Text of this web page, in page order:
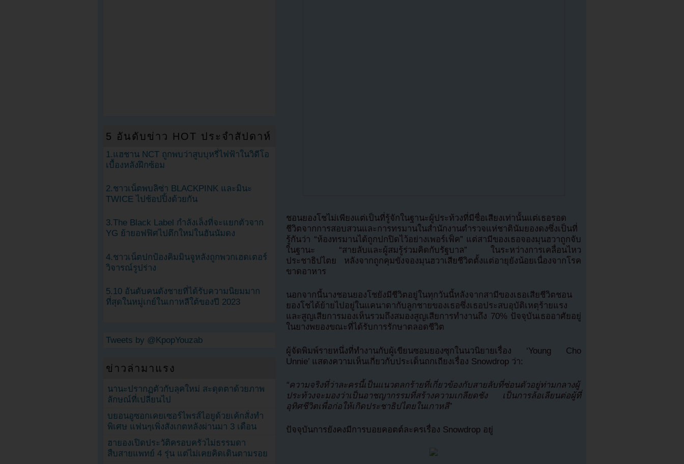
ชอนยองโชไม่เพียงแต่เป็นที่รู้จักในฐานะผู้ประท้วงที่มีชื่อเสียงเท่านั้นแต่เธอรอด
ชีวิตจากการสอบสวนและการทรมานในสำนักงานตำรวจแห่ชาตินัมยองดงซึ่งเป็นที่
รู้กันว่า “ห้องทรมานได้ถูกปกปิดไว้อย่างเพอร์เฟ็ค” แต่สามีของเธอจองมุนฮวาถูกจับ
ในฐานะ “สายลับและผู้สมรู้ร่วมคิดกับรัฐบาล” ในระหว่างการเคลื่อนไหว
ประชาธิปไตย หลังจากถูกคุมขังจองมุนฮวาเสียชีวิตตั้งแต่อายุยังน้อยเนื่องจากโรค
ขาดอาหาร
นอกจากนี้นางชอนยองโชยังมีชีวิตอยู่ในทุกวันนี้หลังจากสามีของเธอเสียชีวิตชอน
ยองโชได้ย้ายไปอยู่ในแคนาดากับลูกชายของเธอซึ่งเธอประสบอุบัติเหตุร้ายแรง
และสูญเสียการมองเห็นรวมถึงสมองสูญเสียการทำงานถึง 70% ปัจจุบันเธออาศัยอยู่
ในยางพยองขณะที่ได้รับการรักษาตลอดชีวิต
ผู้จัดพิมพ์รายหนึ่งที่ทำงานกับผู้เขียนซอมยองซุกในนวนิยายเรื่อง ‘Young Cho
Unnie’ แสดงความเห็นเกี่ยวกับประเด็นถกเถียงเรื่อง Snowdrop ว่า:
“ความจริงที่ว่าละครนี้เป็นแนวตลกร้ายที่เกี่ยวข้องกับสายลับที่ซ่อนตัวอยู่ท่ามกลางผู้
ประท้วงจะมองว่าเป็นอาชญากรรมที่สร้างความเกลียดชัง เป็นการล้อเลียนต่อผู้ที่
อุทิศชีวิตเพื่อก่อให้เกิดประชาธิปไตยในเกาหลี”
ปัจจุบันการยังคงมีการบอยคอตต์ละครเรื่อง Snowdrop อยู่
5 อันดับข่าว HOT ประจำสัปดาห์
1.แฮชาน NCT ถูกพบว่าสูบบุหรี่ไฟฟ้าในวิดีโอ
เบื้องหลังฝึกซ้อม
2.ชาวเน็ตพบลิซ่า BLACKPINK และมินะ
TWICE ไปช้อปปิ้งด้วยกัน
3.The Black Label กำลังเล็งที่จะแยกตัวจาก
YG ย้ายอฟฟิศไปตึกใหม่ในฮันนัมดง
4.ชาวเน็ตปกป้องคิมมินจูหลังถูกพวกเฮดเตอร์
วิจารณ์รูปร่าง
5.10 อันดับคนดังชายที่ได้รับความนิยมมาก
ที่สุดในหมู่เกย์ในเกาหลีใต้ของปี 2023
Tweets by @KpopYouzab
ข่าวล่ามาแรง
นานะปรากฏตัวกับลุคใหม่ สะดุดตาด้วยภาพ
ลักษณ์ที่เปลี่ยนไป
บยอนอูซอกเคยเซอร์ไพรส์ไอยูด้วยเค้กสั่งทำ
พิเศษ แฟนๆเพิ่งสังเกตหลังผ่านมา 3 เดือน
ฮายองเปิดประวัติครอบครัวไม่ธรรมดา
สืบสายแพทย์ 4 รุ่น แต่ไม่เคยคิดเดินตามรอย